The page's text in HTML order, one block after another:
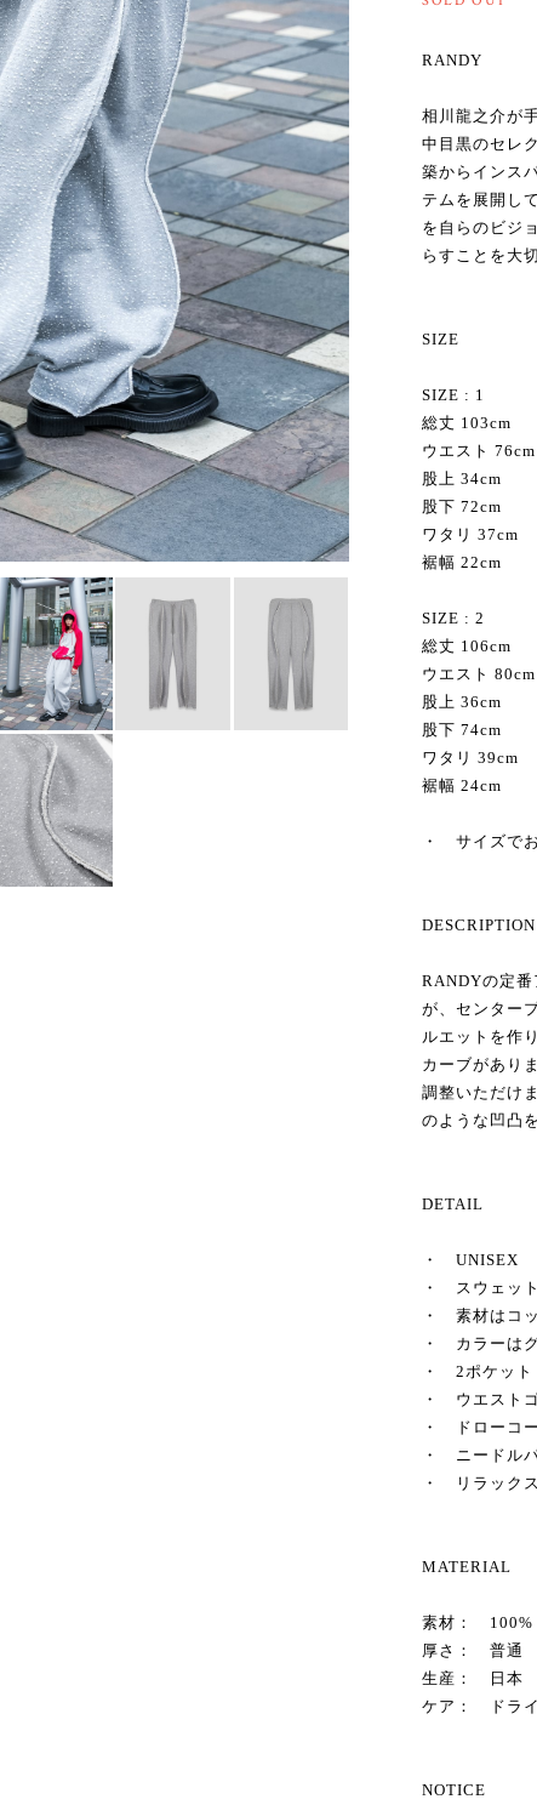
RANDY
相川龍之介が
中目黒のセレ
築からインス
テムを展開し
を自らのビジ
らすことを大
SIZE
SIZE : 1
総丈 103cm
ウエスト
股上 34cm
股下 72cm
ワタリ 37cm
裾幅 22cm
SIZE : 2
総丈 106cm
ウエスト
股上 36cm
股下 74cm
ワタリ 39cm
裾幅 24cm
・ サイズで
DESCRIPTION
RANDYの定
が、センター
ルエットを作
カーブがあり
調整いただけ
のような凹凸
DETAIL
・ UNISEX
・ スウェッ
・ 素材はコ
・ カラーは
・ 2ポケット
・ ウエスト
・ ドローコ
・ ニードル
・ リラック
MATERIAL
素材： 100%
厚さ： 普通
生産： 日本
ケア： ドラ
NOTICE